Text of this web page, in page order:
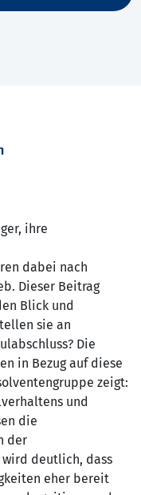
ihre
dabei nach
Dieser Beitrag
Blick und
sie an
Die
in Bezug auf diese
zeigt:
und
die
der
deutlich, dass
eher bereit